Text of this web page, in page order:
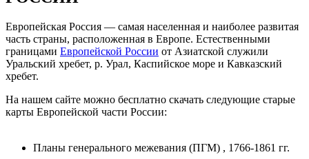
Европейская Россия — самая населенная и наиболее развитая
часть страны, расположенная в Европе. Естественными
границами Европейской России от Азиатской служили
Уральский хребет, р. Урал, Каспийское море и Кавказский
хребет.
На нашем сайте можно бесплатно скачать следующие старые
карты Европейской части России:
Планы генерального межевания (ПГМ) , 1766-1861 гг.